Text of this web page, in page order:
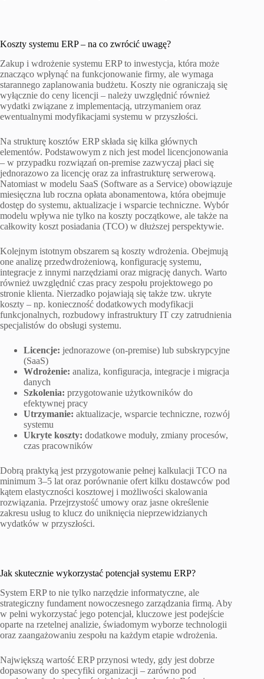
Koszty systemu ERP – na co zwrócić uwagę?
Zakup i wdrożenie systemu ERP to inwestycja, która może
znacząco wpłynąć na funkcjonowanie firmy, ale wymaga
starannego zaplanowania budżetu. Koszty nie ograniczają się
wyłącznie do ceny licencji – należy uwzględnić również
wydatki związane z implementacją, utrzymaniem oraz
ewentualnymi modyfikacjami systemu w przyszłości.
Na strukturę kosztów ERP składa się kilka głównych
elementów. Podstawowym z nich jest model licencjonowania
– w przypadku rozwiązań on-premise zazwyczaj płaci się
jednorazowo za licencję oraz za infrastrukturę serwerową.
Natomiast w modelu SaaS (Software as a Service) obowiązuje
miesięczna lub roczna opłata abonamentowa, która obejmuje
dostęp do systemu, aktualizacje i wsparcie techniczne. Wybór
modelu wpływa nie tylko na koszty początkowe, ale także na
całkowity koszt posiadania (TCO) w dłuższej perspektywie.
Kolejnym istotnym obszarem są koszty wdrożenia. Obejmują
one analizę przedwdrożeniową, konfigurację systemu,
integracje z innymi narzędziami oraz migrację danych. Warto
również uwzględnić czas pracy zespołu projektowego po
stronie klienta. Nierzadko pojawiają się także tzw. ukryte
koszty – np. konieczność dodatkowych modyfikacji
funkcjonalnych, rozbudowy infrastruktury IT czy zatrudnienia
specjalistów do obsługi systemu.
Licencje: jednorazowe (on-premise) lub subskrypcyjne
(SaaS)
Wdrożenie: analiza, konfiguracja, integracje i migracja
danych
Szkolenia: przygotowanie użytkowników do
efektywnej pracy
Utrzymanie: aktualizacje, wsparcie techniczne, rozwój
systemu
Ukryte koszty: dodatkowe moduły, zmiany procesów,
czas pracowników
Dobrą praktyką jest przygotowanie pełnej kalkulacji TCO na
minimum 3–5 lat oraz porównanie ofert kilku dostawców pod
kątem elastyczności kosztowej i możliwości skalowania
rozwiązania. Przejrzystość umowy oraz jasne określenie
zakresu usług to klucz do uniknięcia nieprzewidzianych
wydatków w przyszłości.
Jak skutecznie wykorzystać potencjał systemu ERP?
System ERP to nie tylko narzędzie informatyczne, ale
strategiczny fundament nowoczesnego zarządzania firmą. Aby
w pełni wykorzystać jego potencjał, kluczowe jest podejście
oparte na rzetelnej analizie, świadomym wyborze technologii
oraz zaangażowaniu zespołu na każdym etapie wdrożenia.
Największą wartość ERP przynosi wtedy, gdy jest dobrze
dopasowany do specyfiki organizacji – zarówno pod